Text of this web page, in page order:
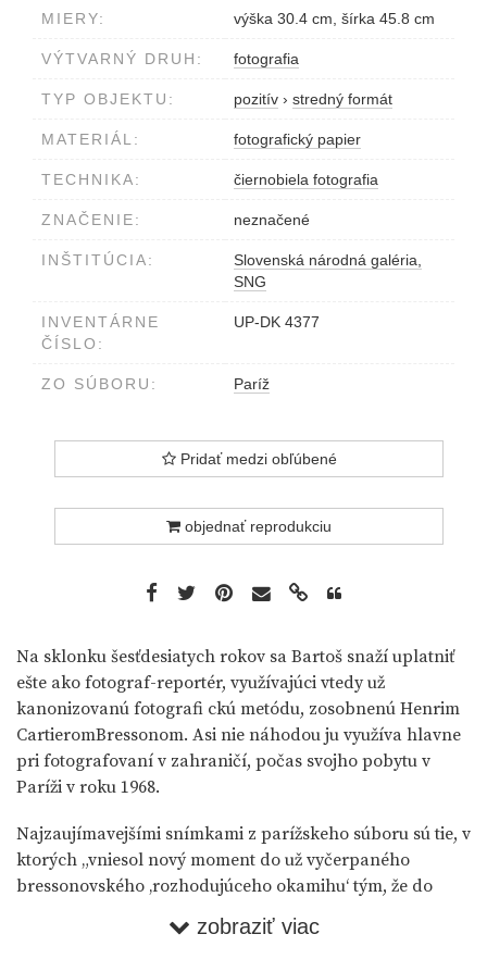
MIERY: výška 30.4 cm, šírka 45.8 cm
VÝTVARNÝ DRUH: fotografia
TYP OBJEKTU: pozitív › stredný formát
MATERIÁL: fotografický papier
TECHNIKA: čiernobiela fotografia
ZNAČENIE: neznačené
INŠTITÚCIA:
Slovenská národná galéria,
SNG
INVENTÁRNE
ČÍSLO:
UP-DK 4377
ZO SÚBORU: Paríž
Pridať medzi obľúbené
objednať reprodukciu
Na sklonku šesťdesiatych rokov sa Bartoš snaží uplatniť
ešte ako fotograf-reportér, využívajúci vtedy už
kanonizovanú fotografi ckú metódu, zosobnenú Henrim
CartieromBressonom. Asi nie náhodou ju využíva hlavne
pri fotografovaní v zahraničí, počas svojho pobytu v
Paríži v roku 1968.
Najzaujímavejšími snímkami z parížskeho súboru sú tie, v
ktorých „vniesol nový moment do už vyčerpaného
bressonovského ‚rozhodujúceho okamihu‘ tým, že do
prienik.“ V jednej-dvoch snímkach sa objavujú zvláštne
zobraziť viac